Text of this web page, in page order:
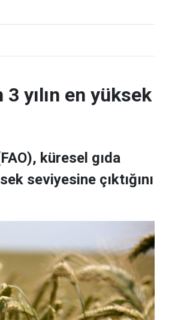
yılın en yüksek
küresel gıda
seviyesine çıktığını